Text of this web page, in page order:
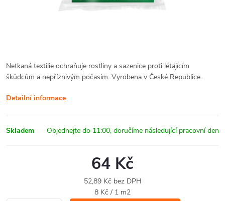
Netkaná textilie ochraňuje rostliny a sazenice proti létajícím
škůdcům a nepříznivým počasím. Vyrobena v České Republice.
Detailní informace
Skladem
64 Kč
52,89 Kč bez DPH
Měrná
8 Kč / 1 m2